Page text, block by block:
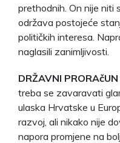
prethodnih. On nije niti
održava postojeće
političkih interesa.
naglasili zanimljivosti.
DRŽAVNI
treba se zavaravati
ulaska Hrvatske u
razvoj, ali nikako nije
napora promjene na